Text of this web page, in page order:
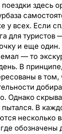
здесь
у всех. Если
для
и еще
— то
В
в
Однако
пытался. В
несколько
обозначены